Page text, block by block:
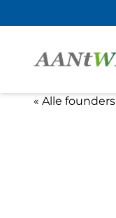
« Alle founders